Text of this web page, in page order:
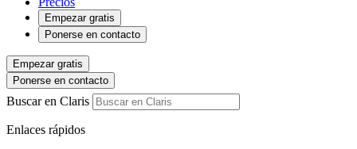
Empezar gratis
Ponerse en contacto
Empezar gratis
Ponerse en contacto
Buscar en Claris
Enlaces rápidos